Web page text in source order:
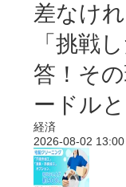
差なけ
「挑戦
答！そ
ードル
経済
2026-08-02 13:00